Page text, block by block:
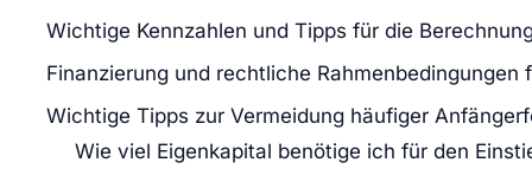
Wichtige Kennzahlen und Tipps für die
Finanzierung und rechtliche
Wichtige Tipps zur Vermeidung häufiger
Wie viel Eigenkapital benötige ich für den